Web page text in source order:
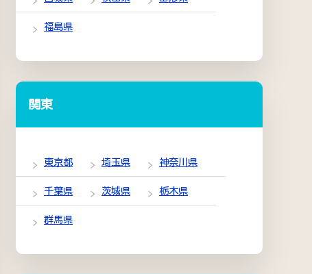
福島県
関東
東京都 埼玉県 神奈川県
千葉県 茨城県 栃木県
群馬県